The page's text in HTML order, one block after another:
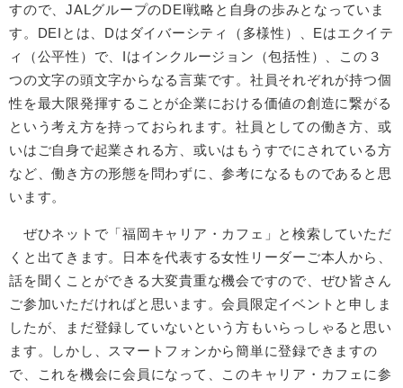
すので、JALグループのDEI戦略と自身の歩みとなっていま
す。DEIとは、Dはダイバーシティ（多様性）、Eはエクイテ
ィ（公平性）で、Iはインクルージョン（包括性）、この３
つの文字の頭文字からなる言葉です。社員それぞれが持つ個
性を最大限発揮することが企業における価値の創造に繋がる
という考え方を持っておられます。社員としての働き方、或
いはご自身で起業される方、或いはもうすでにされている方
など、働き方の形態を問わずに、参考になるものであると思
います。
ぜひネットで「福岡キャリア・カフェ」と検索していただ
くと出てきます。日本を代表する女性リーダーご本人から、
話を聞くことができる大変貴重な機会ですので、ぜひ皆さん
ご参加いただければと思います。会員限定イベントと申しま
したが、まだ登録していないという方もいらっしゃると思い
ます。しかし、スマートフォンから簡単に登録できますの
で、これを機会に会員になって、このキャリア・カフェに参